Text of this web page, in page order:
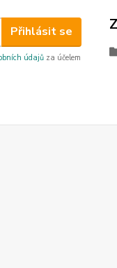
Přihlásit se
údajů za účelem